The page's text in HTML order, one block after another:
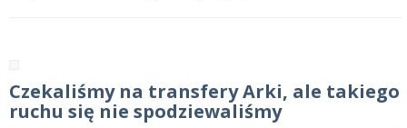
Czekaliśmy na transfery Arki, ale takiego
ruchu się nie spodziewaliśmy